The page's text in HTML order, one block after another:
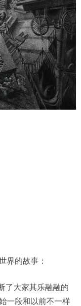
界的故事：
了大家其乐融融的
一段和以前不一样